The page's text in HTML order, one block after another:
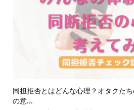
同担拒否とはどんな心理？オタクた
の意...